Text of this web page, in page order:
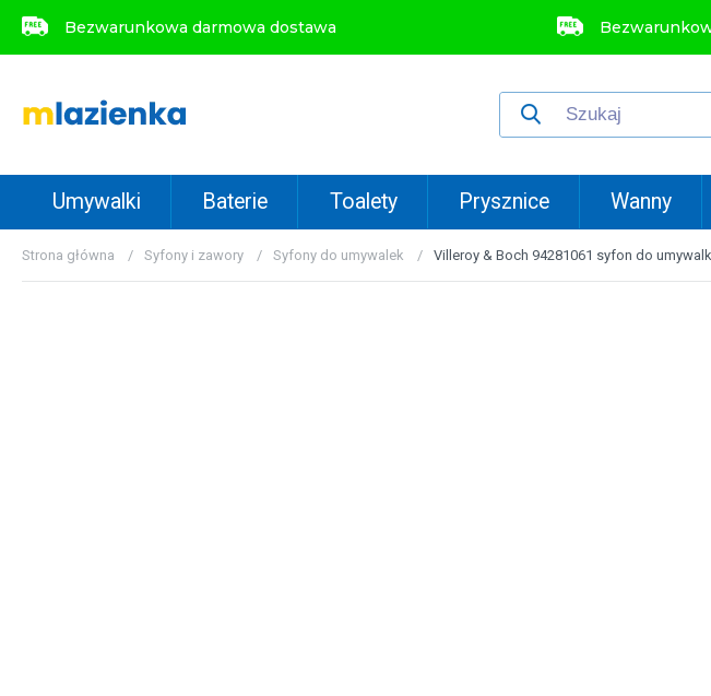
Bezwarunkowa darmowa dostawa
Umywalki Baterie Toalety Prysznice Wanny
Strona główna Syfony i zawory Syfony do umywalek Villeroy & Boch 94281061 syfon do